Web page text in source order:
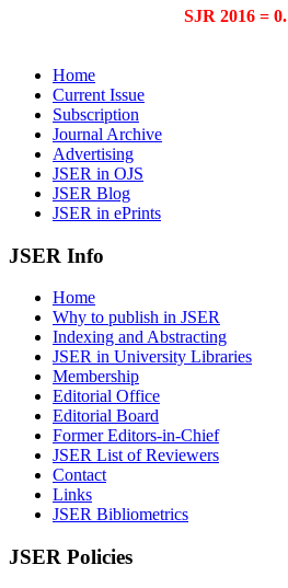
SJR 2016 =
Home
Current Issue
Subscription
Journal Archive
Advertising
JSER in OJS
JSER Blog
JSER in ePrints
JSER Info
Home
Why to publish in JSER
Indexing and Abstracting
JSER in University Libraries
Membership
Editorial Office
Editorial Board
Former Editors-in-Chief
JSER List of Reviewers
Contact
Links
JSER Bibliometrics
JSER Policies